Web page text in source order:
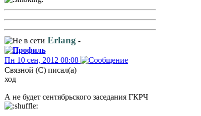
Erlang -
Пн 10 сен, 2012 08:08
Связной (С) писал(а)
ход
А не будет сентябрьского заседания ГКРЧ